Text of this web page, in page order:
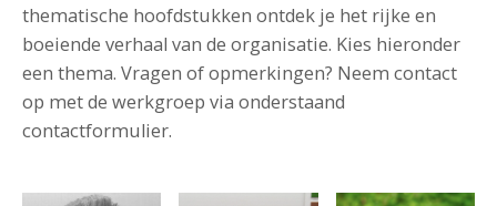
thematische hoofdstukken ontdek je het rijke en
boeiende verhaal van de organisatie. Kies hieronder
een thema. Vragen of opmerkingen? Neem contact
op met de werkgroep via onderstaand
contactformulier.